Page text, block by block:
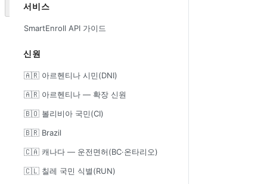
서비스
SmartEnroll API 가이드
신원
🇦🇷 아르헨티나 시민(DNI)
🇦🇷 아르헨티나 — 확장 신원
🇧🇴 볼리비아 국민(CI)
🇧🇷 Brazil
🇨🇦 캐나다 — 운전면허(BC·온타리오)
🇨🇱 칠레 국민 식별(RUN)